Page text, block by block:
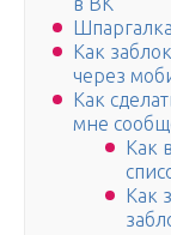
Шпаргалка
Как
через
Как
мне
Как
Как